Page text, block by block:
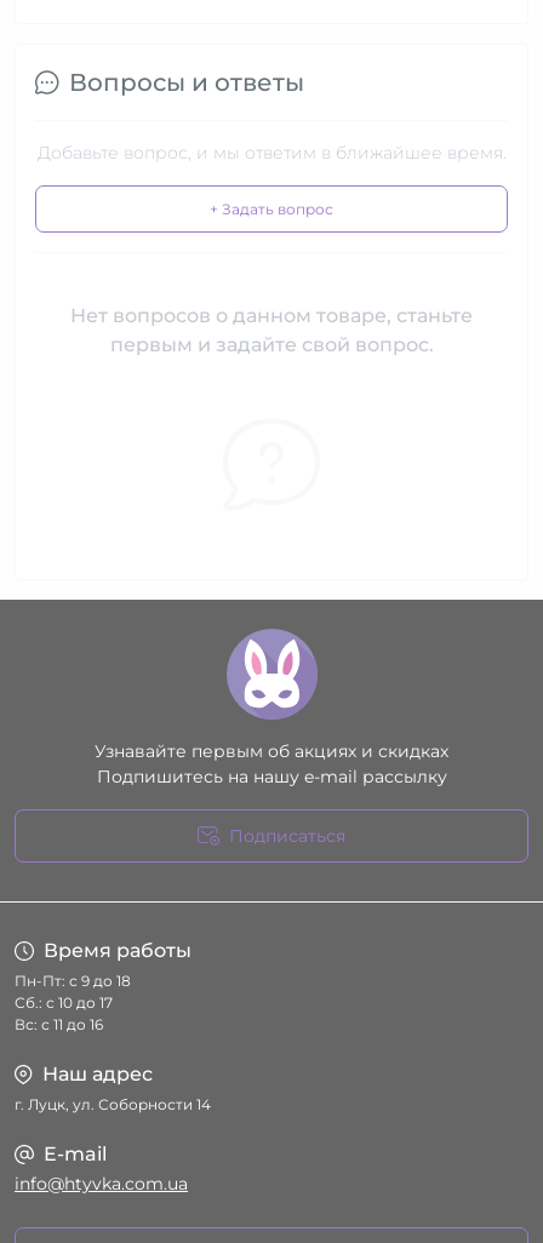
Вопросы и ответы
Добавьте вопрос, и мы ответим в ближайшее время.
+ Задать вопрос
Нет вопросов о данном товаре, станьте
первым и задайте свой вопрос.
Узнавайте первым об акциях и скидках
Подпишитесь на нашу e-mail рассылку
Подписаться
Время работы
Пн-Пт: с 9 до 18
Сб.: с 10 до 17
Вс: с 11 до 16
Наш адрес
г. Луцк, ул. Соборности 14
E-mail
info@htyvka.com.ua